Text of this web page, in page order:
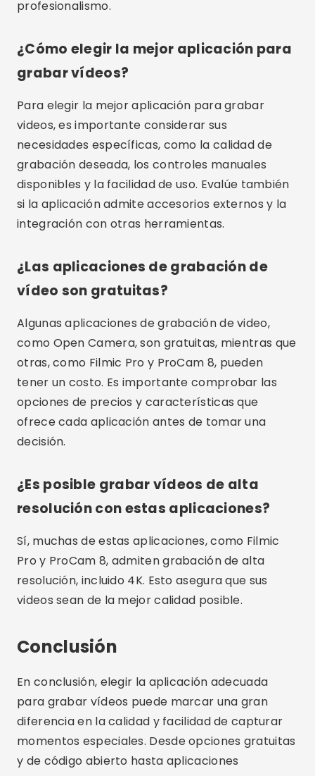
Sí, muchas de estas aplicaciones, como Filmic
resolución, incluido 4K. Esto asegura que sus
videos sean de la mejor calidad posible.
Conclusión
En conclusión, elegir la aplicación adecuada
para grabar vídeos puede marcar una gran
diferencia en la calidad y facilidad de capturar
momentos especiales. Desde opciones gratuitas
y de código abierto hasta aplicaciones
una herramienta para cada necesidad. Pruebe
algunas de las aplicaciones mencionadas en
sus expectativas y objetivos de grabación.
Invertir en una buena aplicación de grabación
de vídeo es esencial para garantizar que tus
vídeos sean de alta calidad y tengan el impacto
deseado.
Compartir:
Autor del sitio web Crismob.